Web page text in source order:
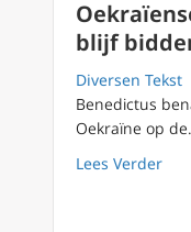
blijf
Diversen Tekst
Benedictus
Oekraïne op
Lees Verder